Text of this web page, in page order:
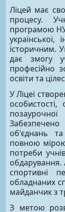
Ліцей має
процесу.
програмою
української,
історичним.
дає змогу
професійно
освіти та
У Ліцеї
особистості,
об'єднань
повною мірою
потреби
обдарування.
спортивні
обладнаних
майданчик з
З метою